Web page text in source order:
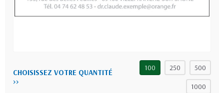
CHOISISSEZ VOTRE QUANTITÉ
>>
100 250 500
1000